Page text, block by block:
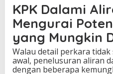
KPK Dalami
Mengurai
yang Mungkin
Walau detail perkara
awal, penelusuran aliran
dengan beberapa